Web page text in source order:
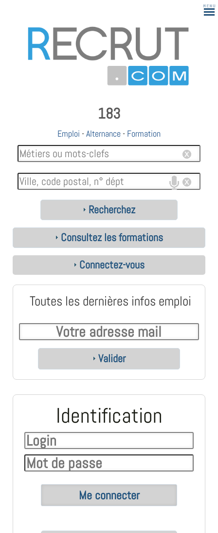
183
Emploi -Alternance - Formation
Recherchez
Consultez les formations
Connectez-vous
Toutes les dernières infos emploi
Valider
Identification